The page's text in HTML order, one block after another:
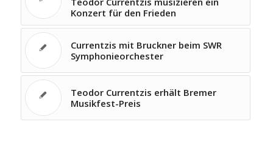
Konzert für den Frieden
Currentzis mit Bruckner beim SWR
Symphonieorchester
Teodor Currentzis erhält Bremer
Musikfest-Preis